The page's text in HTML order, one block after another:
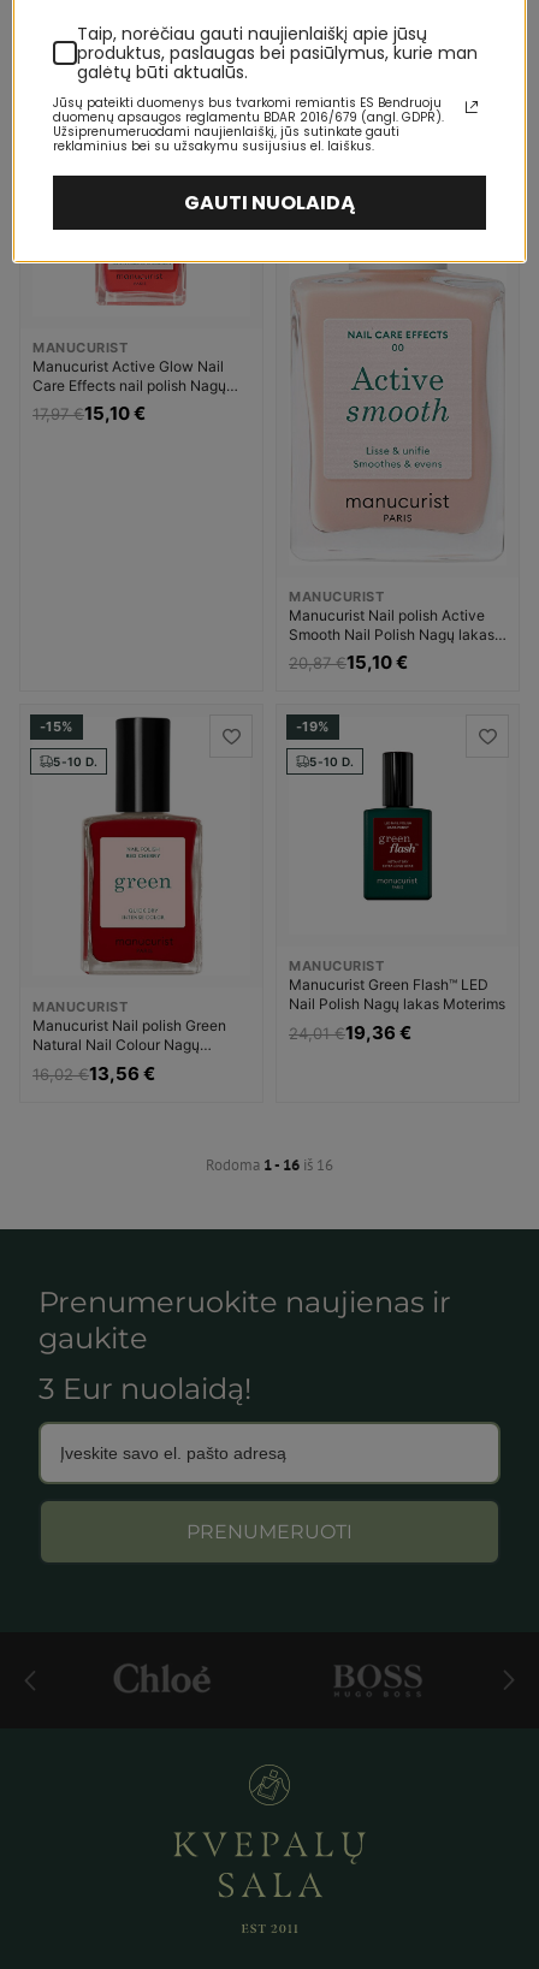
priemonė Moterims
23,82 € 20,02 €
-16%
5-10 D.
MANUCURIST
Manucurist Active Glow Nail
Care Effects nail polish Nagų
priežiūros priemonė Moterims
17,97 €15,10 €
-28%
5-10 D.
MANUCURIST
Manucurist Nail polish Active
Smooth Nail Polish Nagų lakas
Moterims
20,87 €15,10 €
-15%
5-10 D.
MANUCURIST
Manucurist Nail polish Green
Natural Nail Colour Nagų
priežiūros priemonė Moterims
16,02 €13,56 €
-19%
5-10 D.
MANUCURIST
Manucurist Green Flash™ LED
Nail Polish Nagų lakas Moterims
24,01 €19,36 €
Rodoma 1 - 16 iš 16
Prenumeruokite naujienas ir
gaukite
3 Eur nuolaidą!
PRENUMERUOTI
Taip, norėčiau gauti naujienlaiškį apie jūsų
produktus, paslaugas bei pasiūlymus, kurie man
galėtų būti aktualūs.
Jūsų pateikti duomenys bus tvarkomi remiantis ES Bendruoju
duomenų apsaugos reglamentu BDAR 2016/679 (angl. GDPR).
Užsiprenumeruodami naujienlaiškį, jūs sutinkate gauti
reklaminius bei su užsakymu susijusius el. laiškus.
GAUTI NUOLAIDĄ